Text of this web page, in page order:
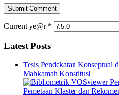
Current ye@r *
Latest Posts
Tesis Pendekatan Konseptual
Mahkamah Konstitusi